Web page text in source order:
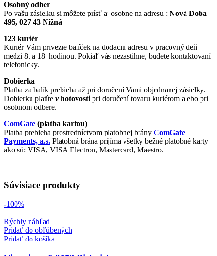
Osobný odber
Po vašu zásielku si môžete prísť aj osobne na adresu : Nová Doba
495, 027 43 Nižná
123 kuriér
Kuriér Vám privezie balíček na dodaciu adresu v pracovný deň
medzi 8. a 18. hodinou. Pokiaľ vás nezastihne, budete kontaktovaní
telefonicky.
Dobierka
Platba za balík prebieha až pri doručení Vami objednanej zásielky.
Dobierku platíte vhotovosti pri doručení tovaru kuriérom alebo pri
osobnom odbere.
ComGate (platba kartou)
Platba prebieha prostredníctvom platobnej brány ComGate
Payments, a.s. Platobná brána prijíma všetky bežné platobné karty
ako sú: VISA, VISA Electron, Mastercard, Maestro.
Súvisiace produkty
-100%
Rýchly náhľad
Pridať do obľúbených
Pridať do košíka